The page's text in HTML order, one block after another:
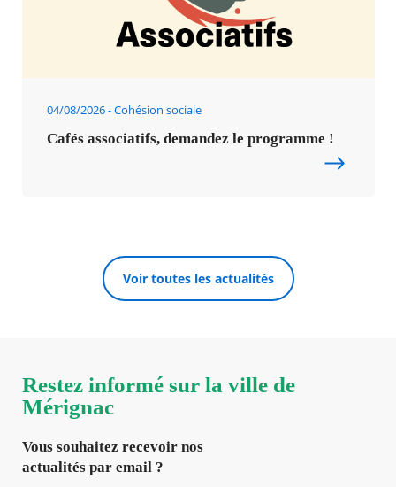
04/08/2026 Cohésion sociale
Cafés associatifs, demandez le programme !
Voir toutes les actualités
Restez informé sur la ville de
Mérignac
Vous souhaitez recevoir nos
actualités par email ?